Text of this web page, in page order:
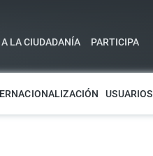
LA CIUDADANÍA PARTICIPA
USUARIOS